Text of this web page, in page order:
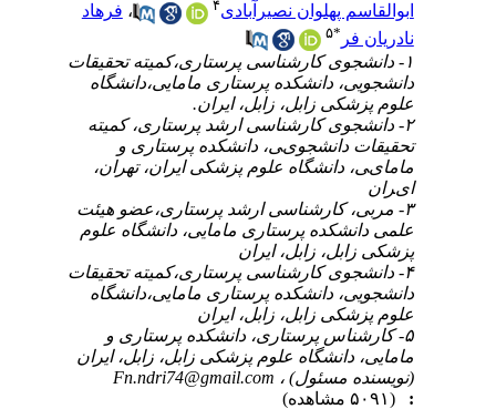
ابوالقاسم پهلوان نصیرآبادی ،فرهاد
نادریان فر* ۵
۱- دانشجوی کارشناسی پرستاری،کمیته تحقیقات
دانشجویی، دانشکده پرستاری مامایی،دانشگاه
علوم پزشکی زابل، زابل، ایران.
۲- داﻧﺸﺠﻮی ﮐﺎرﺷﻨﺎﺳﯽ ارﺷﺪ ﭘﺮﺳﺘﺎری، ﮐﻤﯿﺘﻪ
ﺗﺤﻘﯿﻘﺎت داﻧﺸﺠﻮیﯽ، داﻧﺸﮑﺪه ﭘﺮﺳﺘﺎری و
ﻣﺎﻣﺎیﯽ، داﻧﺸﮕﺎه ﻋﻠﻮم ﭘﺰﺷﮑﯽ ایران، تهران،
ایﺮان
۳- مربی، کارشناسی ارشد پرستاری،عضو هیئت
علمی دانشکده پرستاری مامایی، دانشگاه علوم
پزشکی زابل، زابل، ایران
۴- دانشجوی کارشناسی پرستاری،کمیته تحقیقات
دانشجویی، دانشکده پرستاری مامایی،دانشگاه
علوم پزشکی زابل، زابل، ایران
۵- کارشناس پرستاری، دانشکده پرستاری و
مامایی، دانشگاه علوم پزشکی زابل، زابل، ایران
(نویسنده مسئول) ، Fn.ndri74@gmail.com